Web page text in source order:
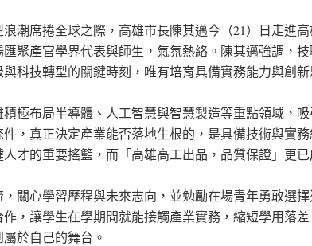
潮席捲全球之際，高雄市長陳其邁今（21）日走進
聚產官學界代表與師生，氣氛熱絡。陳其邁強調，
科技轉型的關鍵時刻，唯有培育具備實務能力與創
極布局半導體、人工智慧與智慧製造等重點領域，
，真正決定產業能否落地生根的，是具備技術與實
才的重要搖籃，而「高雄高工出品，品質保證」更
關心學習歷程與未來志向，並勉勵在場青年勇敢選
，讓學生在學期間就能接觸產業實務，縮短學用落
於自己的舞台。